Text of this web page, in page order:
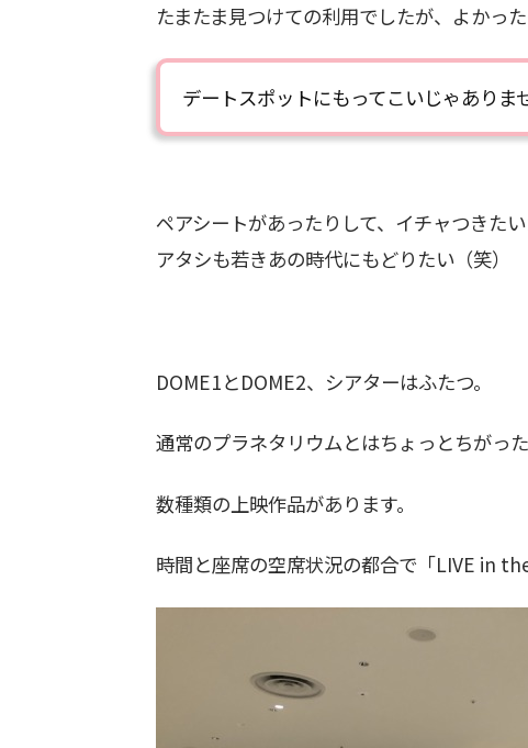
たまたま見つけての利用でしたが、よかった
デートスポットにもってこいじゃありま
ペアシートがあったりして、イチャつきた
アタシも若きあの時代にもどりたい（笑）
DOME1とDOME2、シアターはふたつ。
通常のプラネタリウムとはちょっとちがった
数種類の上映作品があります。
時間と座席の空席状況の都合で「LIVE in the